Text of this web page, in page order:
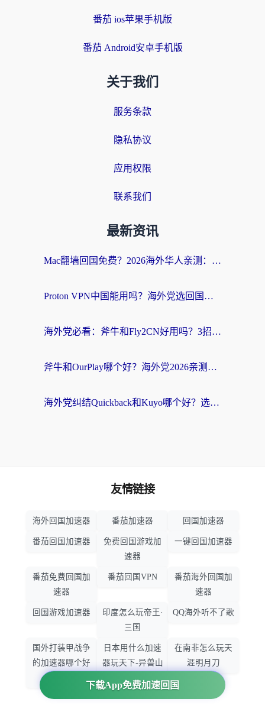
番茄 ios苹果手机版
番茄 Android安卓手机版
关于我们
服务条款
隐私协议
应用权限
联系我们
最新资讯
Mac翻墙回国免费？2026海外华人亲测：从CCTV5直播到国内APP，这样选加速器才靠谱
Proton VPN中国能用吗？海外党选回国加速器的避坑指南（附番茄加速器实测）
海外党必看：斧牛和Fly2CN好用吗？3招教你选对回国加速器（附免费试用攻略）
斧牛和OurPlay哪个好？海外党2026亲测：选对加速器，国内资源秒加载
海外党纠结Quickback和Kuyo哪个好？选对回国加速器才能无缝刷国内资源
下载App免费加速回国
友情链接
海外回国加速器 番茄加速器 回国加速器
番茄回国加速器
免费回国游戏加
速器
一键回国加速器
番茄免费回国加
速器
番茄回国VPN
番茄海外回国加
速器
回国游戏加速器
印度怎么玩帝王·
三国
QQ海外听不了歌
国外打装甲战争
的加速器哪个好
日本用什么加速
器玩天下-异兽山
海
在南非怎么玩天
涯明月刀